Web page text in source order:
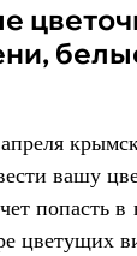
вашу
попасть в
цветущих